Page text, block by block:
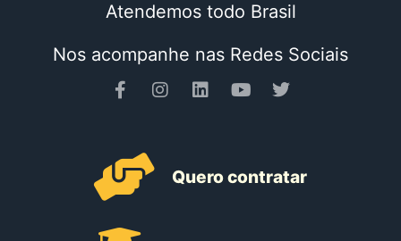
Atendemos todo Brasil
Nos acompanhe nas Redes Sociais
Quero contratar